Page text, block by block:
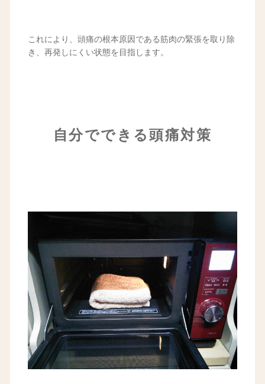
これにより、頭痛の根本原因である筋肉の緊張を取り除
き、再発しにくい状態を目指します。
自分でできる頭痛対策